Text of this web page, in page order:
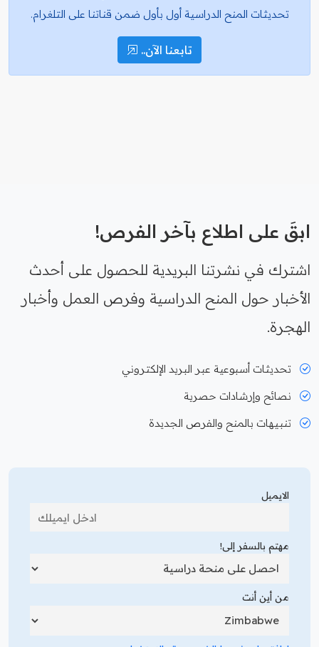
تحديثات المنح الدراسية أول بأول ضمن قناتنا على التلغرام.
تابعنا الآن..
ابقَ على اطلاع بآخر الفرص!
اشترك في نشرتنا البريدية للحصول على أحدث
الأخبار حول المنح الدراسية وفرص العمل وأخبار
الهجرة.
تحديثات أسبوعية عبر البريد الإلكتروني
نصائح وإرشادات حصرية
تنبيهات بالمنح والفرص الجديدة
الايميل
مهتم بالسفر إلى!
من أين أنت